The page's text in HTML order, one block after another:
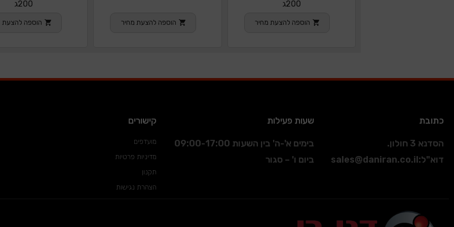
200ג
הוספה להצעת מחיר הוספה להצעת מחיר
200ג
הוספה להצעת
כתובת
הסדנא 3 חולון.
דוא"ל:
sales@daniran.co.il
שעות פעילות
בימים א'-ה' בין השעות 09:00-17:00
ביום ו' – סגור
קישורים
מועדפים
מדיניות פרטיות
תקנון
הצהרת נגישות